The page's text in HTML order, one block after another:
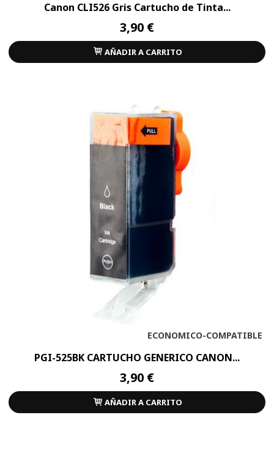
Canon CLI526 Gris Cartucho de Tinta...
3,90 €
AÑADIR A CARRITO
ECONOMICO-COMPATIBLE
PGI-525BK CARTUCHO GENERICO CANON...
3,90 €
AÑADIR A CARRITO